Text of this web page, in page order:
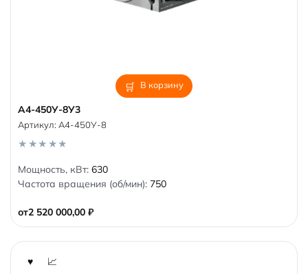
В корзину
А4-450У-8У3
от2 520 000,00 ₽
Артикул: А4-450У-8
0
o
u
f
5
Мощность, кВт: 630
Частота вращения (об/мин): 750